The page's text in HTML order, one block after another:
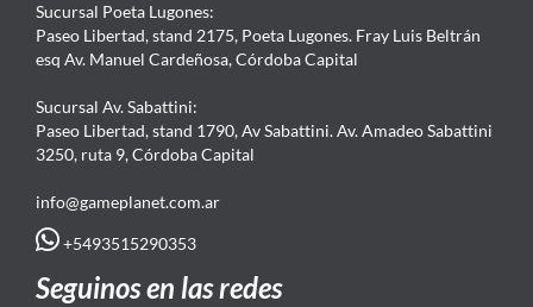
Sucursal Poeta Lugones:
Paseo Libertad, stand 2175, Poeta Lugones. Fray Luis Beltrán
esq Av. Manuel Cardeñosa, Córdoba Capital
Sucursal Av. Sabattini:
Paseo Libertad, stand 1790, Av Sabattini. Av. Amadeo Sabattini
3250, ruta 9, Córdoba Capital
info@gameplanet.com.ar
+5493515290353
Seguinos en las redes